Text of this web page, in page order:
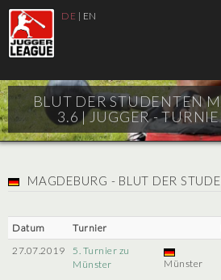
DE | EN
BLUT DER STUDENTEN
3.6 |JUGGER -
MAGDEBURG - BLUT DER
Datum Turnier
27.07.2019
5. Turnier zu
Münster
Münster